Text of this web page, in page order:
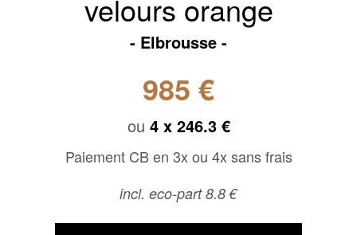
velours orange
Elbrousse
985 €
ou 4 x 246.3 €
Paiement CB en 3x ou 4x sans frais
incl. eco-part 8.8 €